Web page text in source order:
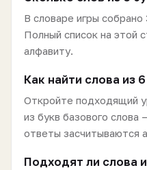
В словаре игры собрано
Полный список на этой
алфавиту.
Как найти слова из
Откройте подходящий
из букв базового
ответы засчитываются
Подходят ли слова